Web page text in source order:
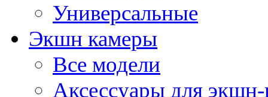
Универсальные
Экшн камеры
Все модели
Аксессуары для